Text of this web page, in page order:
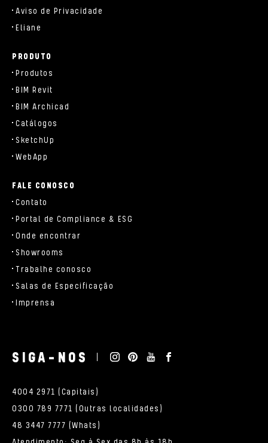
Aviso de Privacidade
Eliane
PRODUTO
Produtos
BIM Revit
BIM Archicad
Catálogos
SketchUp
WebApp
FALE CONOSCO
Contato
Portal de Compliance & ESG
Onde encontrar
Showrooms
Trabalhe conosco
Salas de Especificação
Imprensa
SIGA-NOS
4004 2971 (Capitais)
0300 789 7771 (Outras localidades)
48 3447 7777 (Whats)